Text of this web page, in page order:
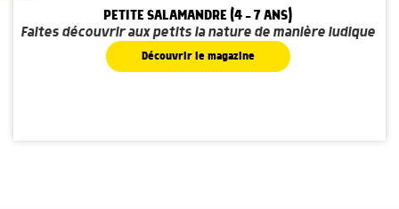
PETITE SALAMANDRE (4 - 7 ANS)
Faites découvrir aux petits la nature de manière ludique
Découvrir le magazine